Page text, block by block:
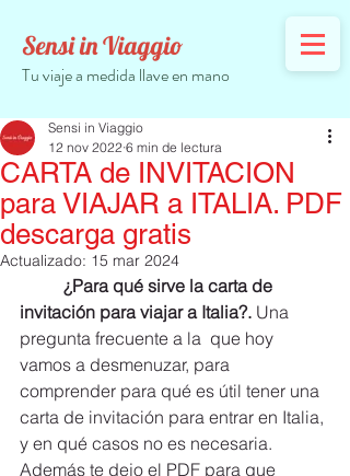
Sensi in Viaggio
Tu viaje a medida llave en mano
CARTA de INVITACION
para VIAJAR a ITALIA. PDF
descarga gratis
Sensi in Viaggio
12 nov 2022 6 min de lectura
Actualizado: 15 mar 2024
¿Para qué sirve la carta de
invitación para viajar a Italia?. Una
pregunta frecuente a la  que hoy
vamos a desmenuzar, para
comprender para qué es útil tener una
carta de invitación para entrar en Italia,
y en qué casos no es necesaria.
Además te dejo el PDF para que